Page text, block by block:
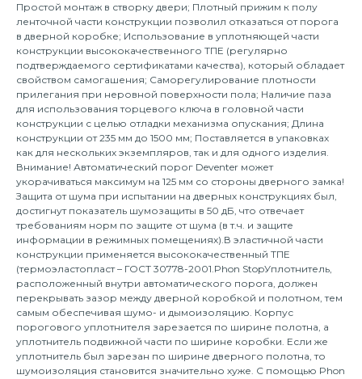
Простой монтаж в створку двери; Плотный прижим к полу
ленточной части конструкции позволил отказаться от порога
в дверной коробке; Использование в уплотняющей части
конструкции высококачественного ТПЕ (регулярно
подтверждаемого сертификатами качества), который обладает
свойством самогашения; Саморегулирование плотности
прилегания при неровной поверхности пола; Наличие паза
для использования торцевого ключа в головной части
конструкции с целью отладки механизма опускания; Длина
конструкции от 235 мм до 1500 мм; Поставляется в упаковках
как для нескольких экземпляров, так и для одного изделия.
Внимание! Автоматический порог Deventer может
укорачиваться максимум на 125 мм со стороны дверного замка!
Защита от шума при испытании на дверных конструкциях был,
достигнут показатель шумозащиты в 50 дБ, что отвечает
требованиям норм по защите от шума (в т.ч. и защите
информации в режимных помещениях).В эластичной части
конструкции применяется высококачественный ТПЕ
(термоэластопласт – ГОСТ 30778-2001.Phon StopУплотнитель,
расположенный внутри автоматического порога, должен
перекрывать зазор между дверной коробкой и полотном, тем
самым обеспечивая шумо- и дымоизоляцию. Корпус
порогового уплотнителя зарезается по ширине полотна, а
уплотнитель подвижной части по ширине коробки. Если же
уплотнитель был зарезан по ширине дверного полотна, то
шумоизоляция становится значительно хуже. С помощью Phon